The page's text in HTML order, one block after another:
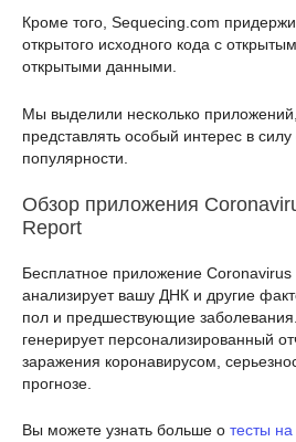
Кроме того, Sequecing.com
открытого исходного кода с
открытыми данными.
Мы выделили несколько
представлять особый интерес в
популярности.
Обзор приложения
Report
Бесплатное приложение
анализирует вашу ДНК и другие
пол и предшествующие
генерирует персонализированный
заражения коронавирусом,
прогнозе.
Вы можете узнать больше о тесты